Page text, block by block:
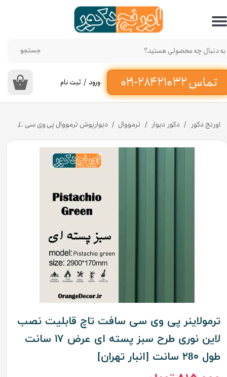
تماس ۳۲ ۲۱۰ ۲۸۴-۰۲۱‌
جستجو
۰ ورود / ثبت نام
حساب کاربری من
تغییر گذر واژه
سفارشات
خروج از حساب کاربری
اورنج دکور دکور دیوار ترمووال دیوارپوش ترمووال پی وی سی
ترمولاینر پی وی سی سافت تاچ قابلیت نصب
لاین نوری طرح سبز پسته ای عرض ۱۷ سانت
طول ۲8۰ سانت [انبار تهران]